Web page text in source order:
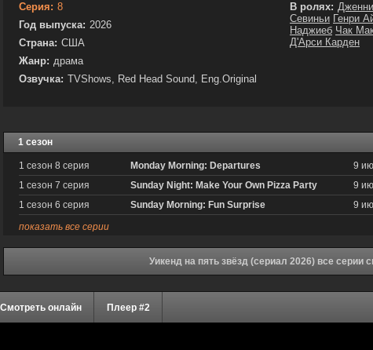
Серия: 8
Год выпуска: 2026
Страна: США
Жанр: драма
Озвучка: TVShows, Red Head Sound, Eng.Original
В ролях:
Севиньи Генри
Наджиеб Чак
Д'Арси Карден
1 сезон
1 сезон 8 серия Monday Morning: Departures 9
1 сезон 7 серия
Sunday Night: Make Your Own Pizza Party 9
1 сезон 6 серия
Sunday Morning: Fun Surprise 9
показать все серии
Уикенд на пять звёзд (сериал 2026) все серии
Смотреть онлайн Плеер #2